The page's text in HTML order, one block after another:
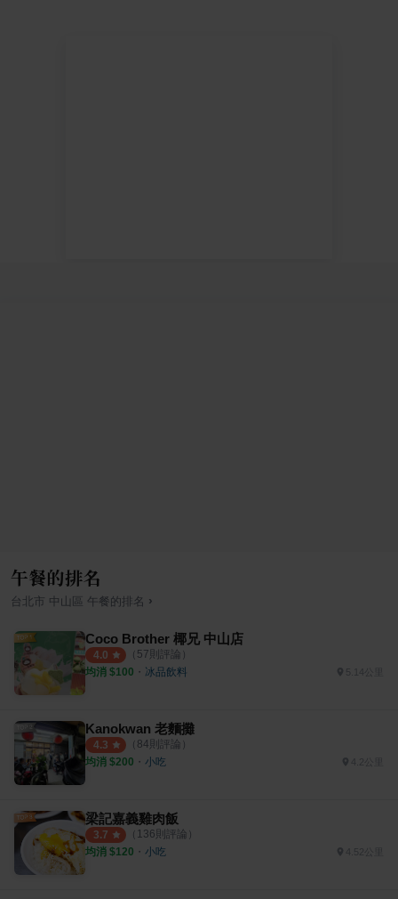
午餐的排名
台北市 中山區 午餐的排名 ›
Coco Brother 椰兄 中山店
4.0 （ 57則評論）
均消 $100 ・ 冰品飲料 5.14公里
Kanokwan 老麵攤
4.3 （ 84則評論）
均消 $200 ・ 小吃 4.2公里
梁記嘉義雞肉飯
3.7 （ 136則評論）
均消 $120 ・ 小吃 4.52公里